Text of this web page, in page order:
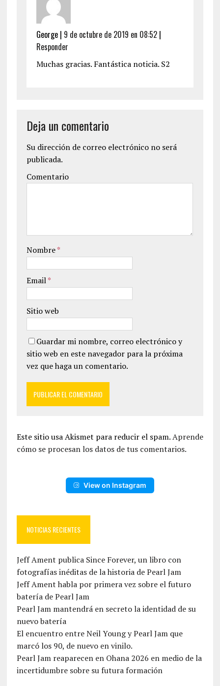
George| 9 de octubre de 2019 en 08:52|
Responder
Muchas gracias. Fantástica noticia. S2
Deja un comentario
Su dirección de correo electrónico no será
publicada.
Comentario
Nombre*
Email*
Sitio web
Guardar mi nombre, correo electrónico y
sitio web en este navegador para la próxima
vez que haga un comentario.
Este sitio usa Akismet para reducir el spam.Aprende
cómo se procesan los datos de tus comentarios.
View on Instagram
NOTICIAS RECIENTES
Jeff Ament publica Since Forever, un libro con
fotografías inéditas de la historia de Pearl Jam
Jeff Ament habla por primera vez sobre el futuro
batería de Pearl Jam
Pearl Jam mantendrá en secreto la identidad de su
nuevo batería
El encuentro entre Neil Young y Pearl Jam que
marcó los 90, de nuevo en vinilo.
Pearl Jam reaparecen en Ohana 2026 en medio de la
incertidumbre sobre su futura formación